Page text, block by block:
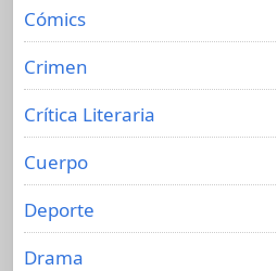
Cómics
Crimen
Crítica Literaria
Cuerpo
Deporte
Drama